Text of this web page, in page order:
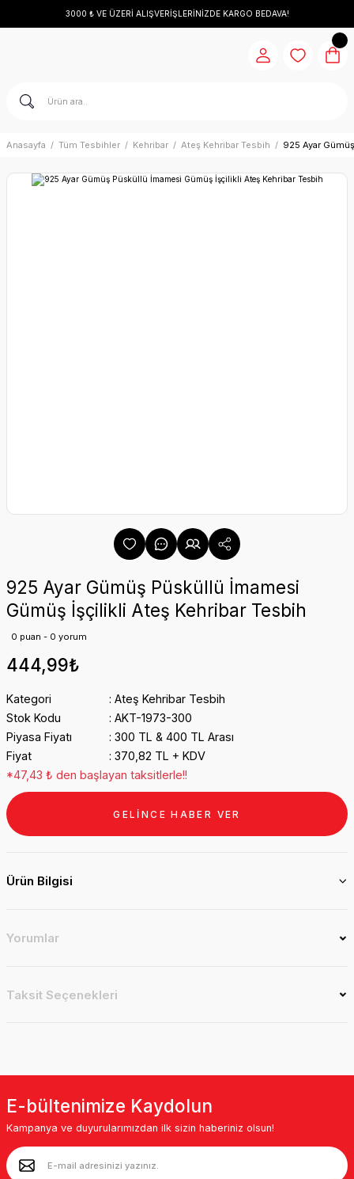
3000 ₺ VE ÜZERİ ALIŞVERİŞLERİNİZDE KARGO BEDAVA!
Anasayfa Tüm Tesbihler Kehribar Ateş Kehribar Tesbih 925 Ayar
925 Ayar Gümüş Püsküllü İmamesi
Gümüş İşçilikli Ateş Kehribar Tesbih
0 puan - 0 yorum
444,99₺
Kategori
Ateş Kehribar Tesbih
Stok Kodu
AKT-1973-300
Piyasa Fiyatı
300 TL & 400 TL Arası
Fiyat
370,82 TL + KDV
*47,43 ₺ den başlayan taksitlerle!!
GELİNCE HABER VER
Ürün Bilgisi
Yorumlar
Taksit Seçenekleri
E-bültenimize Kaydolun
Kampanya ve duyurularımızdan ilk sizin haberiniz olsun!